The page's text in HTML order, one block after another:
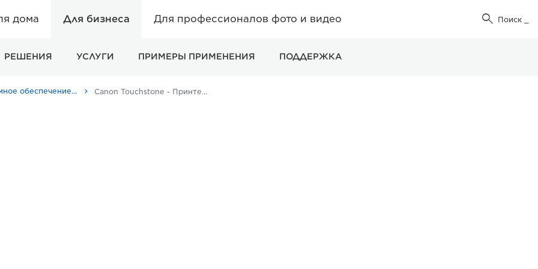
дома Для бизнеса Для профессионалов фото и видео  Поиск
РЕШЕНИЯ УСЛУГИ ПРИМЕРЫ ПРИМЕНЕНИЯ ПОДДЕРЖКА
Программное обеспечение для бизнеса - Canon Россия Canon Touchstone - Принтеры и факсимильные аппараты для бизнеса